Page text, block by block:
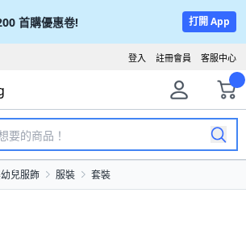
首購優惠卷! 打開 App
客服中心
註冊會員
登入
兒服飾 服裝 套裝